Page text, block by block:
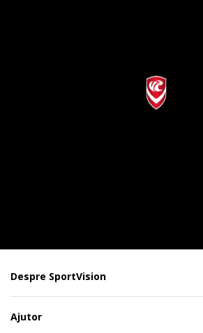
Despre SportVision
Ajutor